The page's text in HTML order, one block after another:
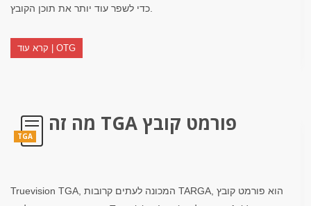
קרא עוד | OTG
TGA
מה זה TGA פורמט קובץ
Truevision TGA, המכונה לעתים קרובות TARGA, הוא פורמט קובץ